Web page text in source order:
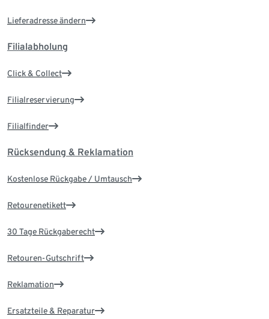
Lieferadresse ändern
Filialabholung
Click & Collect
Filialreservierung
Filialfinder
Rücksendung & Reklamation
Kostenlose Rückgabe / Umtausch
Retourenetikett
30 Tage Rückgaberecht
Retouren-Gutschrift
Reklamation
Ersatzteile & Reparatur